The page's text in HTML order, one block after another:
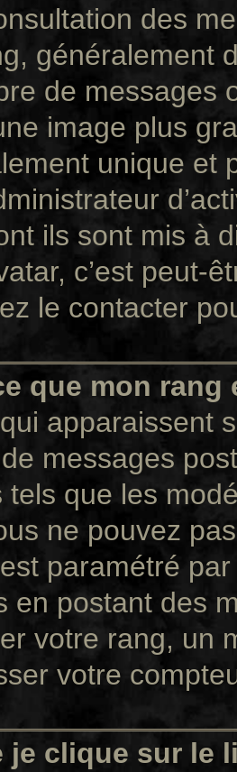
des
généralement
de messages
image plus
unique et
ils sont mis à
c’est peut-
le contacter
que mon
apparaissent
messages
tels que les
ne pouvez
paramétré
en postant des
votre rang, un
votre
je clique sur le